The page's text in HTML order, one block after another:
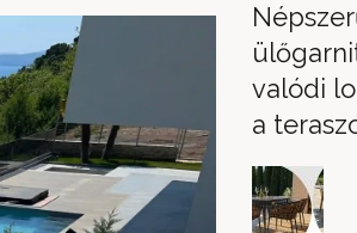
valódi
a